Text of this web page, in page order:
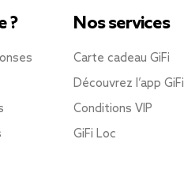
? Nos services
Carte cadeau GiFi
Découvrez l’app GiFi
Conditions VIP
GiFi Loc